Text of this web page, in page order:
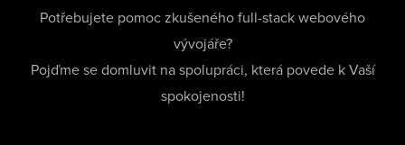
Potřebujete pomoc zkušeného full-stack webového
vývojáře?
Pojďme se domluvit na spolupráci, která povede k Vaší
spokojenosti!